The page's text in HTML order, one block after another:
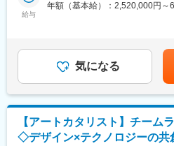
・社員一人ひとりが満足して働
担、評価制度などをしっかりと
・また、定期的に給与改定や引
益を確実に還元しています。
■仕事のやりがい・魅力
・自分の好きなことで、多くの
・自分が描いた作品が世の中に
・エンドロールに名前が載る
給与
年額（基本給）：2,520,000円～
補足＞※金額は経験、能力を考慮
により期末賞与あり■在宅ワー
までも目安の金額であり、選考
す。月給(月額)は固定手当を含め
気になる
【アートカタリスト】チーム
◇デザイン×テクノロジーの共